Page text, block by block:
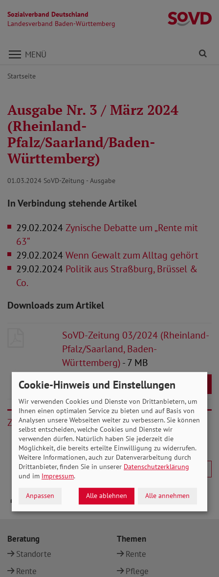
Sozialverband Deutschland
Landesverband Baden-Württemberg
Direkt zu den Inhalten springen
MENÜ
Startseite
Ausgabe Nr. 3 / März 2024
(Rheinland-
Pfalz/Saarland/Baden-
Württemberg)
01.03.2024 SoVD-Zeitung - Ausgabe
In Verbindung stehende Artikel
29.02.2024Zynische Debatte um „Rente mit
63“
29.02.2024Wenn Gewalt zum Alltag gehört
29.02.2024 Politik aus Straßburg, Brüssel &
Co.
Downloads zum Artikel
SoVD-Zeitung 03/2024 (Rheinland-
Pfalz/Saarland, Baden-
Württemberg)- 7 MB
Download
Zurück
Beratung
Standorte
Rente
Themen
Rente
Pflege
Cookie-Hinweis und Einstellungen
Wir verwenden Cookies und Dienste von Drittanbietern, um
Ihnen einen optimalen Service zu bieten und auf Basis von
Analysen unsere Webseiten weiter zu verbessern. Sie können
selbst entscheiden, welche Cookies und Dienste wir
verwenden dürfen. Natürlich haben Sie jederzeit die
Möglichkeit, die bereits erteilte Einwilligung zu widerrufen.
Weitere Informationen, auch zur Datenverarbeitung durch
Drittanbieter, finden Sie in unserer Datenschutzerklärung
und im Impressum.
Anpassen Alle ablehnen Alle annehmen